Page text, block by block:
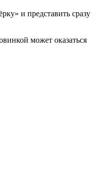
и представить сразу
может оказаться